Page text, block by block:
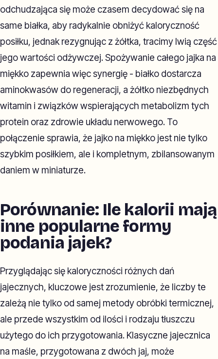
odchudzająca się może czasem decydować się na
same białka, aby radykalnie obniżyć kaloryczność
posiłku, jednak rezygnując z żółtka, tracimy lwią część
jego wartości odżywczej. Spożywanie całego jajka na
miękko zapewnia więc synergię - białko dostarcza
aminokwasów do regeneracji, a żółtko niezbędnych
witamin i związków wspierających metabolizm tych
protein oraz zdrowie układu nerwowego. To
połączenie sprawia, że jajko na miękko jest nie tylko
szybkim posiłkiem, ale i kompletnym, zbilansowanym
daniem w miniaturze.
Porównanie: Ile kalorii mają
inne popularne formy
podania jajek?
Przyglądając się kaloryczności różnych dań
jajecznych, kluczowe jest zrozumienie, że liczby te
zależą nie tylko od samej metody obróbki termicznej,
ale przede wszystkim od ilości i rodzaju tłuszczu
użytego do ich przygotowania. Klasyczne jajecznica
na maśle, przygotowana z dwóch jaj, może